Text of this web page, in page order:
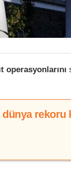
rekoru